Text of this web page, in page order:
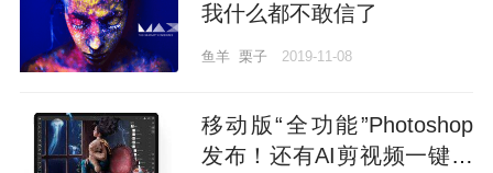
我什么都不敢信了
鱼羊 栗子 2019-11-08
移动版“全功能”Photoshop
发布！还有AI剪视频一键传